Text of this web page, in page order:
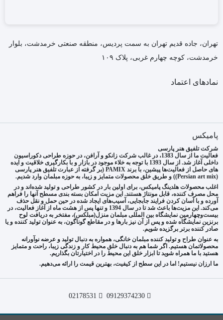
تهران، جاده قدیم تهران به سمت پردیس، منطقه صنعتی خرمدشت، بلوار
خرمدشت، کوچه چهارم غربی، پلاک ۱۰۹
نمادهای اعتماد
پامیکس
شرکت تلفیق هنر پارسی
فعالیت ما از سال 1383، در غالب شرکت زانکو و آرافن، در حوزه طراحی دکوراسیون
داخلی آغاز شد. از سال 1393 با توجه به خلاء موجود در بازار و با بکارگیری خلاقیت و ایده
های حاصل از فعالیت‌ها پیشین، با برند PAMIX (بر گرفته از عبارت تلفیق هنر پارسی
(Persian art mix)) و طریق خلق محصولات متمایز و زیبا، به حوزه مبلمان وارد شدیم.
اغلب محصولات هلدینگ پامیکس، برای اولین بار در کشور طراحی و تولید شده‌اند و در
محل مصرف کننده، قابل مونتاژ هستند. این مزیت امکان بسته بندی مسطح آنها را فراهم
آورده و با آسان کردن فرایند جابجایی، آسیب‌های ایجاد شده در حین حمل و نقل حذف
می‌کند. این مزیت‌ها باعث شد تا در سال 1394 و تنها پس از هشت ماه از آغاز فعالیت، در
بیست‌وچهارمین نمایشگاه بین المللی مبلمان منزل(مبلکس)، مفتخر به دریافت لوح
برنزین نمایشگاه شده و پس از آن نیز بارها و در مقاطع گوناگون، به عنوان تولید کننده و یا
صادر کننده برتر برگزیده شویم.
به عنوان طراح و تولید کننده مبلمان خانگی، همواره به دنبال تولید و عرضه نوآورانه
محصولاتمان هستیم. اگر شما هم به دنبال خلق محیط کار و زندگی زیبا، راحت و متمایز
هستید با ما همراه شوید تا ابزار خلق این محیط را در اختیارتان بگذاریم.
ما ارزان نیستیم! اما در این سطح از کیفیت، بهترین قیمت را ارائه می‌دهیم.
09129374230
02178531